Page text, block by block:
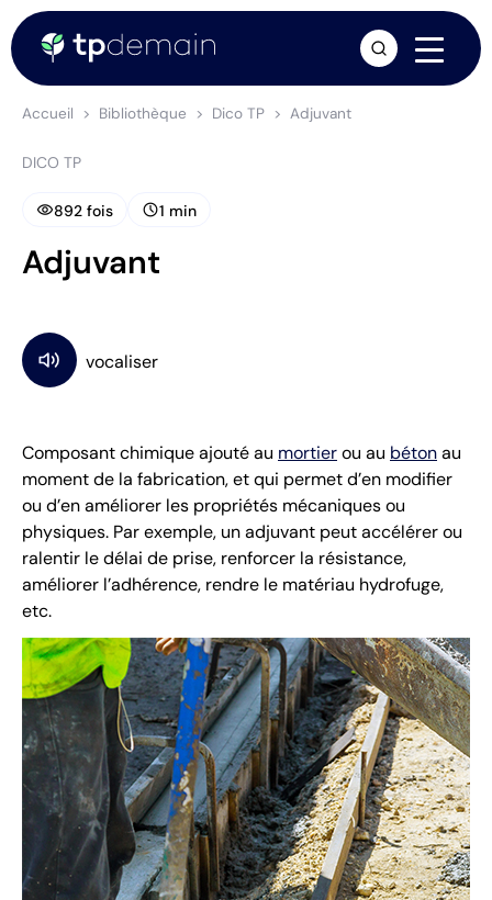
Accueil Bibliothèque Dico TP Adjuvant
DICO TP
visibility892 fois schedule1 min
Adjuvant
Composant chimique ajouté au mortierou au bétonau
moment de la fabrication, et qui permet d’en modifier
ou d’en améliorer les propriétés mécaniques ou
physiques. Par exemple, un adjuvant peut accélérer ou
ralentir le délai de prise, renforcer la résistance,
améliorer l’adhérence, rendre le matériau hydrofuge,
etc.
arrow_forward